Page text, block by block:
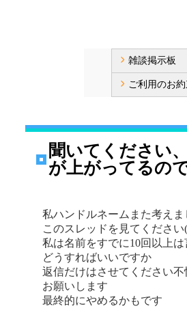
雑談掲示板
ご利用のお
聞いてください
が上がってるの
私ハンドルネームまた考え
このスレッドを見てください
私は名前をすでに10回以上
どうすればいいですか
返信だけはさせてください不
お願いします
最終的にやめるかもです